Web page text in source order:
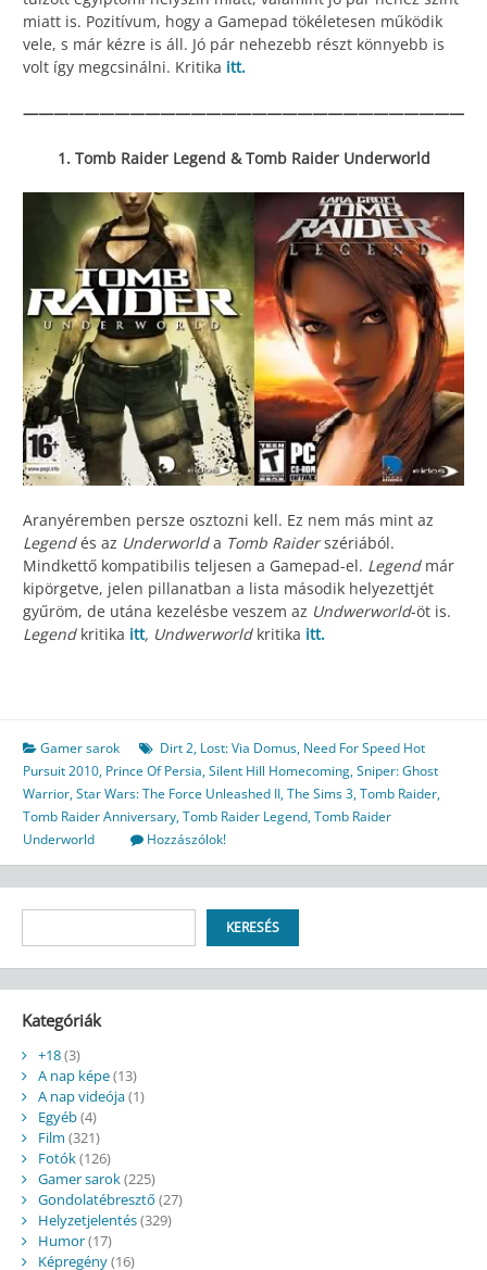
miatt is. Pozitívum, hogy a Gamepad tökéletesen működik
vele, s már kézre is áll. Jó pár nehezebb részt könnyebb is
volt így megcsinálni. Kritika itt.
—————————————————————————————
1. Tomb Raider Legend & Tomb Raider Underworld
Aranyéremben persze osztozni kell. Ez nem más mint az
Legendés az Underworlda Tomb Raiderszériából.
Mindkettő kompatibilis teljesen a Gamepad-el. Legendmár
kipörgetve, jelen pillanatban a lista második helyezettjét
gyűröm, de utána kezelésbe veszem az Undwerworld-öt is.
Legend kritika itt, Undwerworld kritika itt.
Gamer sarok Dirt 2, Lost: Via Domus, Need For Speed Hot
Pursuit 2010, Prince Of Persia,Silent Hill Homecoming,Sniper: Ghost
Warrior,Star Wars: The Force Unleashed II,The Sims 3,Tomb Raider,
Tomb Raider Anniversary,Tomb Raider Legend,Tomb Raider
Underworld
Hozzászólok!
KERESÉS
Kategóriák
+18(3)
A nap képe(13)
A nap videója(1)
Egyéb(4)
Film (321)
Fotók(126)
Gamer sarok(225)
Gondolatébresztő (27)
Helyzetjelentés(329)
Humor(17)
Képregény(16)